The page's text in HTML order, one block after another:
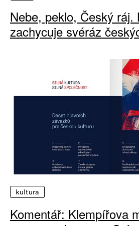
Nebe, peklo, Český ráj.
zachycuje svéráz
kultura
Komentář: Klempířova